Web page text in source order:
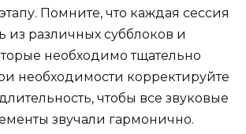
Помните, что каждая сессия
из различных субблоков и
необходимо тщательно
необходимости корректируйте
чтобы все звуковые
звучали гармонично.